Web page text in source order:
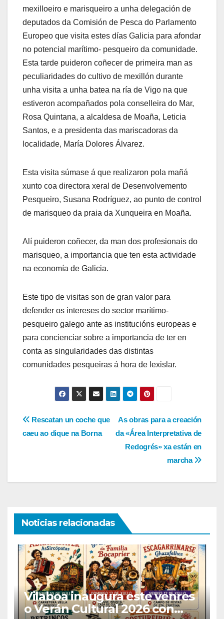
mexilloeiro e marisqueiro a unha delegación de
deputados da Comisión de Pesca do Parlamento
Europeo que visita estes días Galicia para afondar
no potencial marítimo- pesqueiro da comunidade.
Esta tarde puideron coñecer de primeira man as
peculiaridades do cultivo de mexillón durante
unha visita a unha batea na ría de Vigo na que
estiveron acompañados pola conselleira do Mar,
Rosa Quintana, a alcaldesa de Moaña, Leticia
Santos, e a presidenta das mariscadoras da
localidade, María Dolores Álvarez.
Esta visita súmase á que realizaron pola mañá
xunto coa directora xeral de Desenvolvemento
Pesqueiro, Susana Rodríguez, ao punto de control
de marisqueo da praia da Xunqueira en Moaña.
Alí puideron coñecer, da man dos profesionais do
marisqueo, a importancia que ten esta actividade
na economía de Galicia.
Este tipo de visitas son de gran valor para
defender os intereses do sector marítimo-
pesqueiro galego ante as institucións europeas e
para concienciar sobre a importancia de ter en
conta as singularidades das distintas
comunidades pesqueiras á hora de lexislar.
Navegación
As obras para a creación
da «Área Interpretativa de
Redogrés» xa están en
marcha
Rescatan un coche que
caeu ao dique na Borna
Noticias relacionadas
Vilaboa inaugura este venres
o Verán Cultural 2026 con